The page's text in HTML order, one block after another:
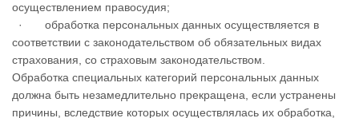
осуществлением правосудия;
· обработка персональных данных осуществляется в
соответствии с законодательством об обязательных видах
страхования, со страховым законодательством.
Обработка специальных категорий персональных данных
должна быть незамедлительно прекращена, если устранены
причины, вследствие которых осуществлялась их обработка,